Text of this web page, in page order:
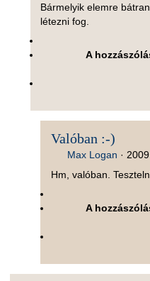
Bármelyik elemre
létezni fog.
A
Valóban :-)
Max Logan ·
Hm, valóban.
A